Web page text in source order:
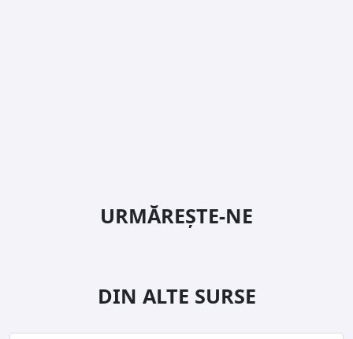
URMĂREȘTE-NE
DIN ALTE SURSE